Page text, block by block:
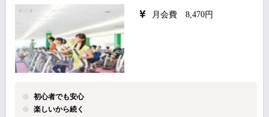
月会費 8,470円
初心者でも安心
楽しいから続く